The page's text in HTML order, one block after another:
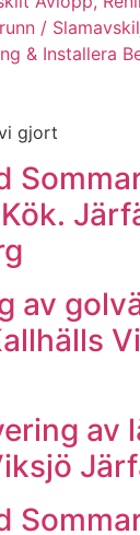
/
& Installera
gjort
av
av